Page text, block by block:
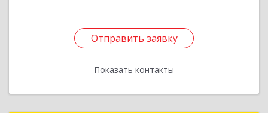
Отправить заявку
Показать контакты
Отправить заявку
Назад